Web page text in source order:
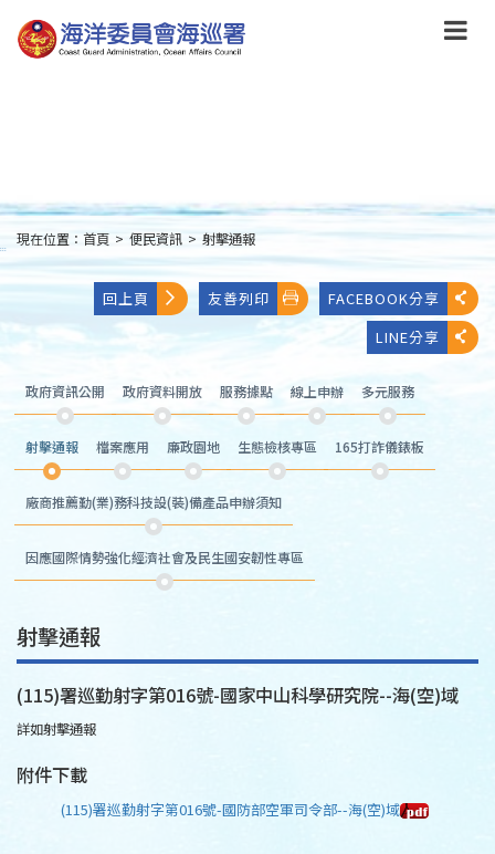
到
主
:::
現在位置： 首頁 > 便民資訊 > 射擊通報
回上頁 友善列印
FACEBOOK分享
LINE分享
政府資訊公開 政府資料開放 服務據點 線上申辦 多元服務
射擊通報 檔案應用 廉政園地 生態檢核專區 165打詐儀錶板
廠商推薦勤(業)務科技設(裝)備產品申辦須知
因應國際情勢強化經濟社會及民生國安韌性專區
射擊通報
(115)署巡勤射字第016號-國家中山科學研究院--海(空)域
詳如射擊通報
附件下載
(115)署巡勤射字第016號-國防部空軍司令部--海(空)域